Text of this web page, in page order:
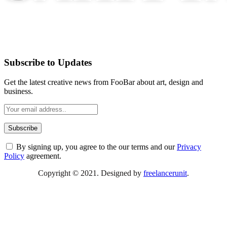
Subscribe to Updates
Get the latest creative news from FooBar about art, design and
business.
By signing up, you agree to the our terms and ourPrivacy
Policy agreement.
Copyright © 2021. Designed by freelancerunit.